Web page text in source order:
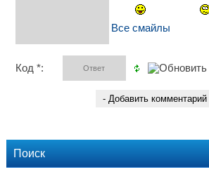
Все смайлы
Код *:
Поиск